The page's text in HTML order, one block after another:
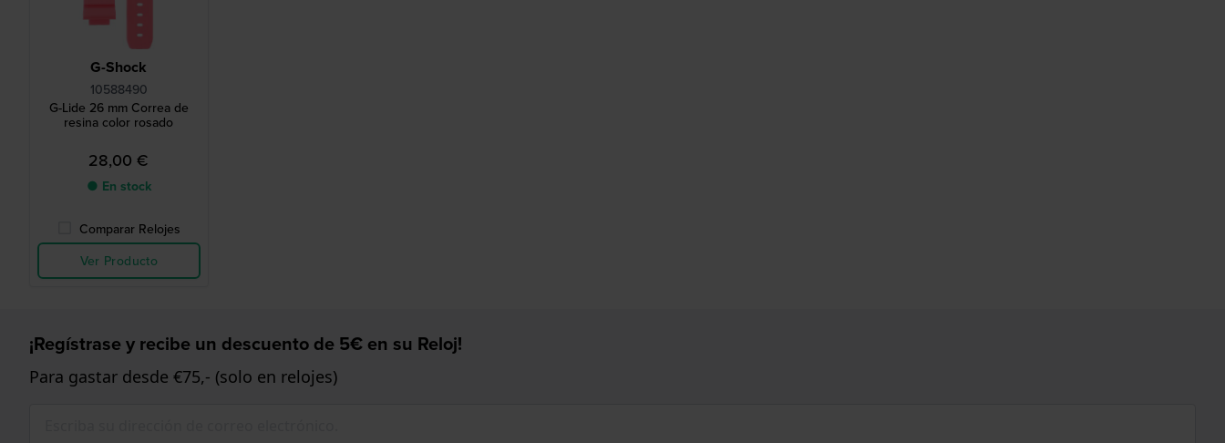
G-Shock
10588490
G-Lide 26 mm Correa de
resina color rosado
28,00 €
● En stock
Comparar Relojes
Ver Producto
¡Regístrase y recibe un descuento de 5€ en su Reloj!
Para gastar desde €75,- (solo en relojes)